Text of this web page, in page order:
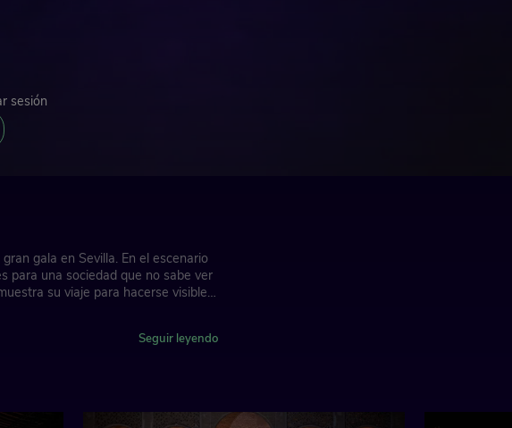
sesión
gala en Sevilla. En el escenario
para una sociedad que no sabe ver
su viaje para hacerse visibles
Seguir leyendo